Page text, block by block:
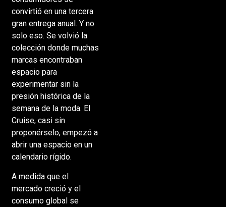
convirtió en una tercera
gran entrega anual. Y no
solo eso. Se volvió la
colección donde muchas
marcas encontraban
espacio para
experimentar sin la
presión histórica de la
semana de la moda. El
Cruise, casi sin
proponérselo, empezó a
abrir una espacio en un
calendario rígido.
A medida que el
mercado creció y el
consumo global se